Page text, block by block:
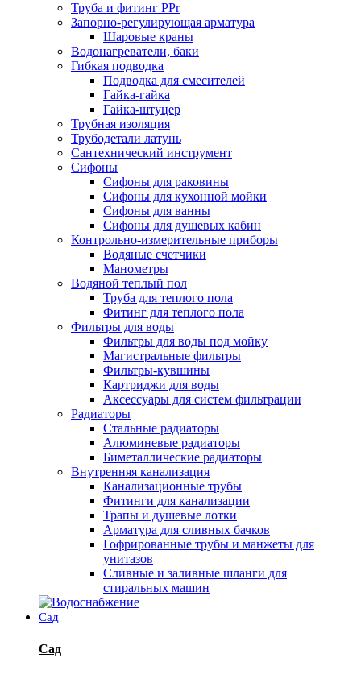
Труба и фитинг PPr
Запорно-регулирующая арматура
Шаровые краны
Водонагреватели, баки
Гибкая подводка
Подводка для смесителей
Гайка-гайка
Гайка-штуцер
Трубная изоляция
Трубодетали латунь
Сантехнический инструмент
Сифоны
Сифоны для раковины
Сифоны для кухонной мойки
Сифоны для ванны
Сифоны для душевых кабин
Контрольно-измерительные приборы
Водяные счетчики
Манометры
Водяной теплый пол
Труба для теплого пола
Фитинг для теплого пола
Фильтры для воды
Фильтры для воды под мойку
Магистральные фильтры
Фильтры-кувшины
Картриджи для воды
Аксессуары для систем фильтрации
Радиаторы
Стальные радиаторы
Алюминевые радиаторы
Биметаллические радиаторы
Внутренняя канализация
Канализационные трубы
Фитинги для канализации
Трапы и душевые лотки
Арматура для сливных бачков
Гофрированные трубы и манжеты для
унитазов
Сливные и заливные шланги для
стиральных машин
Сад
Сад